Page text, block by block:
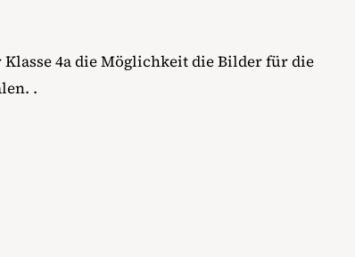
Klasse 4a die Möglichkeit die Bilder für die
.